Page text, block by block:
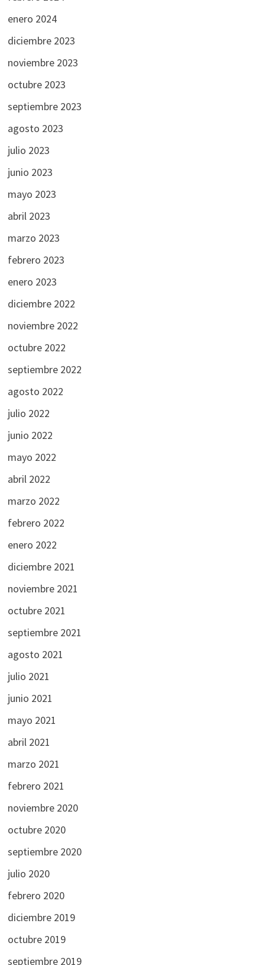
enero 2024
diciembre 2023
noviembre 2023
octubre 2023
septiembre 2023
agosto 2023
julio 2023
junio 2023
mayo 2023
abril 2023
marzo 2023
febrero 2023
enero 2023
diciembre 2022
noviembre 2022
octubre 2022
septiembre 2022
agosto 2022
julio 2022
junio 2022
mayo 2022
abril 2022
marzo 2022
febrero 2022
enero 2022
diciembre 2021
noviembre 2021
octubre 2021
septiembre 2021
agosto 2021
julio 2021
junio 2021
mayo 2021
abril 2021
marzo 2021
febrero 2021
noviembre 2020
octubre 2020
septiembre 2020
julio 2020
febrero 2020
diciembre 2019
octubre 2019
septiembre 2019